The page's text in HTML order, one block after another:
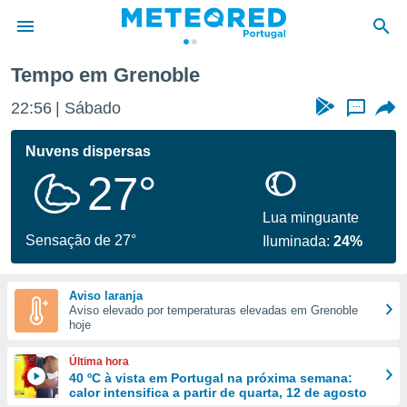
da
foi
fornecidas
a este
das
e
forma
digital
Tempo em Grenoble
22:56 Sábado ...
Nuvens dispersas
27°
Sensação de 27°
Lua minguante
Iluminada:24%
Aviso laranja
Aviso elevado por temperaturas elevadas em Grenoble
hoje
Última hora
40 ºC à vista em Portugal na próxima semana:
calor intensifica a partir de quarta, 12 de agosto